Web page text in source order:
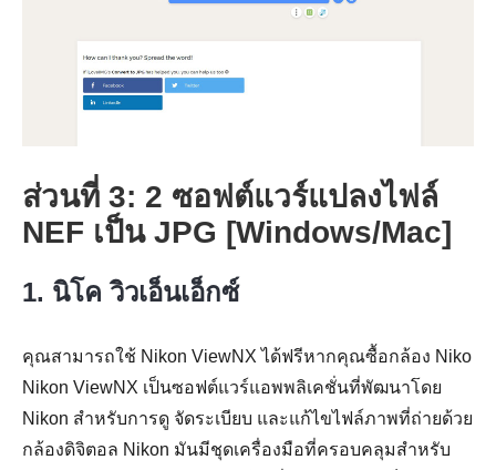
ส่วนที่ 3: 2 ซอฟต์แวร์แปลงไฟล์
NEF เป็น JPG [Windows/Mac]
1. นิโค วิวเอ็นเอ็กซ์
คุณสามารถใช้ Nikon ViewNX ได้ฟรีหากคุณซื้อกล้อง Niko
Nikon ViewNX เป็นซอฟต์แวร์แอพพลิเคชั่นที่พัฒนาโดย
Nikon สำหรับการดู จัดระเบียบ และแก้ไขไฟล์ภาพที่ถ่ายด้วย
กล้องดิจิตอล Nikon มันมีชุดเครื่องมือที่ครอบคลุมสำหรับ